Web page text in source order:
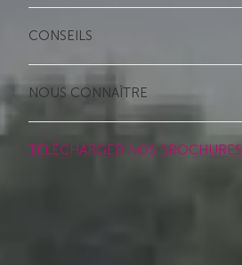
CONSEILS
NOUS CONNAÎTRE
TÉLÉCHARGER NOS BROCHURES